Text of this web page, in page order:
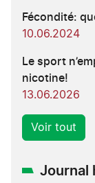
Fécondité:
10.06.2024
Le sport
nicotine!
13.06.2026
Voir tout
Journal